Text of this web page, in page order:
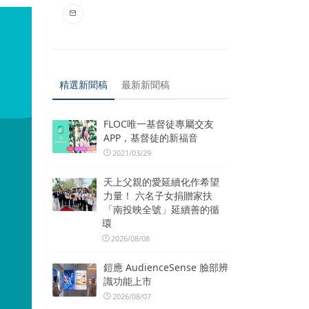
精選新聞稿 最新新聞稿
FLOC唯一基督徒專屬交友
APP，基督徒的新福音
2021/03/29
天上父親的愛延續化作希望
力量！ 六名子女捐贈家扶
「南投映全號」延續善的循
環
2026/08/08
鎧應 AudienceSense 臉部辨
識功能上市
2026/08/07